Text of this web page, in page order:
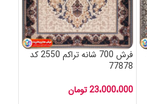
فرش 700 شانه تراکم 2550 کد
77878
23،000،000 تومان